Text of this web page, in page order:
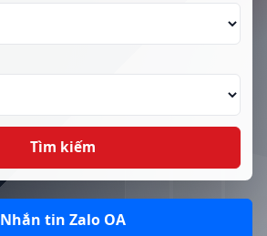
Tìm kiếm
Nhắn tin Zalo OA